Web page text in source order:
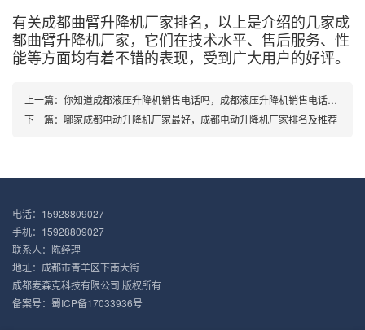
有关成都曲臂升降机厂家排名，以上是介绍的几家成
都曲臂升降机厂家，它们在技术水平、售后服务、性
能等方面均有着不错的表现，受到广大用户的好评。
上一篇： 你知道成都液压升降机销售电话吗，成都液压升降机销售电话汇总
下一篇： 哪家成都电动升降机厂家最好，成都电动升降机厂家排名及推荐
电话：15928809027
手机：15928809027
联系人：陈经理
地址：成都市青羊区下南大街
成都麦森克科技有限公司 版权所有
备案号： 蜀ICP备17033936号